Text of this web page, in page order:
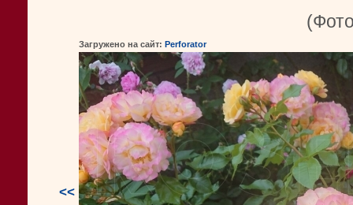
<<
Загружено на сайт: Perforator